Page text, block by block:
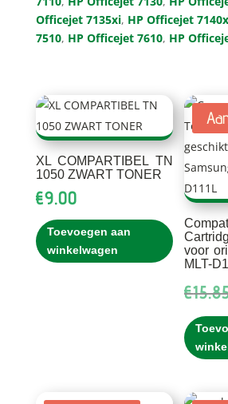
Officejet 7135xi, HP Officejet
7510, HP Officejet 7610, HP
XL COMPARTIBEL TN
1050 ZWART TONER
€9.00
Toevoegen aan
winkelwagen
voor
MLT-
€